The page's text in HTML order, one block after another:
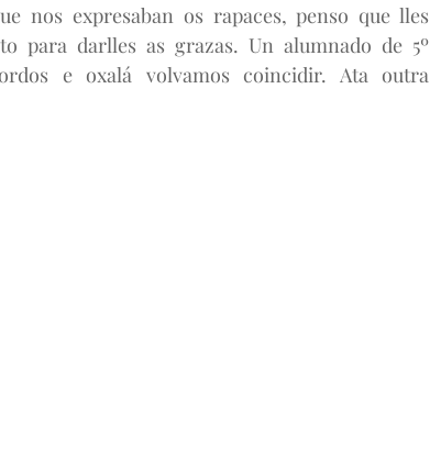
nos expresaban os rapaces, penso que lles
para darlles as grazas. Un alumnado de 5º
e oxalá volvamos coincidir. Ata outra